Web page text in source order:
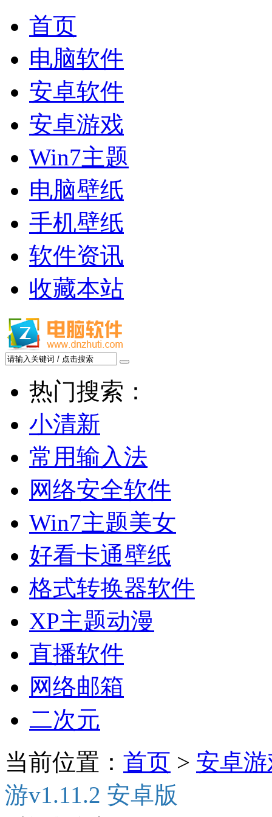
首页
电脑软件
安卓软件
安卓游戏
Win7主题
电脑壁纸
手机壁纸
软件资讯
收藏本站
热门搜索：
小清新
常用输入法
网络安全软件
Win7主题美女
好看卡通壁纸
格式转换器软件
XP主题动漫
直播软件
网络邮箱
二次元
当前位置： 首页 > 安卓
游v1.11.2 安卓版